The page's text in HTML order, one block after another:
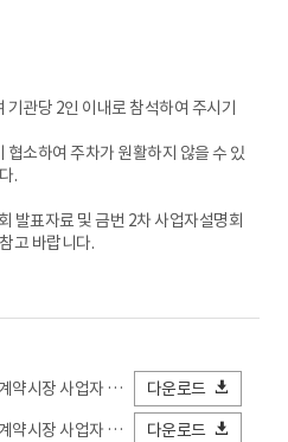
기관당 2인 이내로 참석하여 주시기
협소하여 주차가 원활하지 않을 수 있
.
발표자료 및 금번 2차 사업자설명회
고 바랍니다.
회(2차) 개최계획(안).pdf
다운로드
명회(1차) 발표자료.pdf
다운로드